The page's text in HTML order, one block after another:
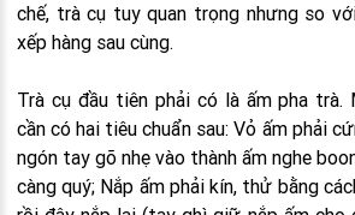
chế, trà cụ tuy quan trọng nhưng so
xếp hàng sau cùng.
Trà cụ đầu tiên phải có là ấm pha
cần có hai tiêu chuẩn sau: Vỏ ấm phải
ngón tay gõ nhẹ vào thành ấm nghe
càng quý; Nắp ấm phải kín, thử bằng